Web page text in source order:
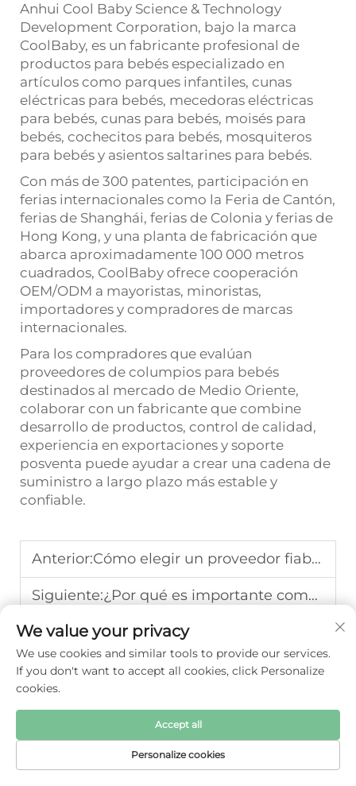
Anhui Cool Baby Science & Technology
Development Corporation, bajo la marca
CoolBaby, es un fabricante profesional de
productos para bebés especializado en
artículos como parques infantiles, cunas
eléctricas para bebés, mecedoras eléctricas
para bebés, cunas para bebés, moisés para
bebés, cochecitos para bebés, mosquiteros
para bebés y asientos saltarines para bebés.
Con más de 300 patentes, participación en
ferias internacionales como la Feria de Cantón,
ferias de Shanghái, ferias de Colonia y ferias de
Hong Kong, y una planta de fabricación que
abarca aproximadamente 100 000 metros
cuadrados, CoolBaby ofrece cooperación
OEM/ODM a mayoristas, minoristas,
importadores y compradores de marcas
internacionales.
Para los compradores que evalúan
proveedores de columpios para bebés
destinados al mercado de Medio Oriente,
colaborar con un fabricante que combine
desarrollo de productos, control de calidad,
experiencia en exportaciones y soporte
posventa puede ayudar a crear una cadena de
suministro a largo plazo más estable y
confiable.
Anterior:Cómo elegir un proveedor fiable de parques infantiles para el negocio al por mayor, al por menor y de importación
Siguiente:¿Por qué es importante comprobar la calidad de las mosquiteras para pedidos B2B de productos para bebés?
PÁGINA DE
CORREO
We value your privacy
We use cookies and similar tools to provide our services.
If you don't want to accept all cookies, click Personalize
cookies.
Personalize cookies
Accept all